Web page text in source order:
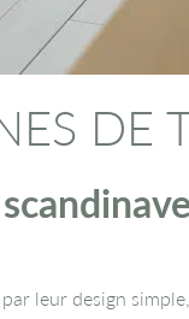
DE
leur design